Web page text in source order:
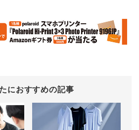
におすすめの記事